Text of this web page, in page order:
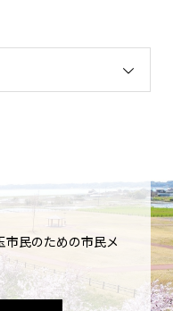
民のための市民メ